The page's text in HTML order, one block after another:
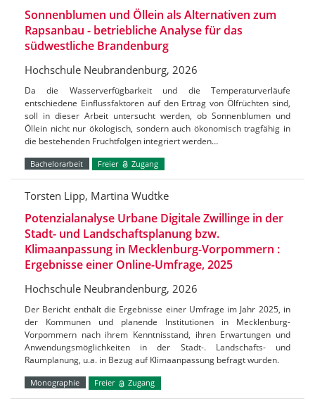
Sonnenblumen und Öllein als Alternativen zum
Rapsanbau - betriebliche Analyse für das
südwestliche Brandenburg
Hochschule Neubrandenburg, 2026
Da die Wasserverfügbarkeit und die Temperaturverläufe
entschiedene Einflussfaktoren auf den Ertrag von Ölfrüchten sind,
soll in dieser Arbeit untersucht werden, ob Sonnenblumen und
Öllein nicht nur ökologisch, sondern auch ökonomisch tragfähig in
die bestehenden Fruchtfolgen integriert werden…
Bachelorarbeit Freier Zugang
Torsten Lipp, Martina Wudtke
Potenzialanalyse Urbane Digitale Zwillinge in der
Stadt- und Landschaftsplanung bzw.
Klimaanpassung in Mecklenburg-Vorpommern :
Ergebnisse einer Online-Umfrage, 2025
Hochschule Neubrandenburg, 2026
Der Bericht enthält die Ergebnisse einer Umfrage im Jahr 2025, in
der Kommunen und planende Institutionen in Mecklenburg-
Vorpommern nach ihrem Kenntnisstand, ihren Erwartungen und
Anwendungsmöglichkeiten in der Stadt-. Landschafts- und
Raumplanung, u.a. in Bezug auf Klimaanpassung befragt wurden.
Monographie Freier Zugang